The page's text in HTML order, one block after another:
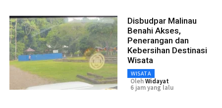
Disbudpar Malinau
Benahi Akses,
Penerangan dan
Kebersihan Destinasi
Wisata
WISATA
OlehWidayat
6 jam yang lalu